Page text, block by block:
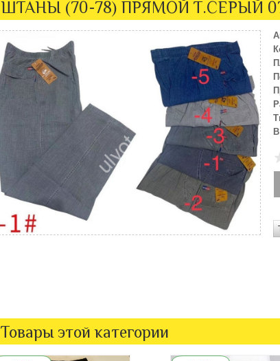
ШТАНЫ (70-78) ПРЯМОЙ Т.СЕРЫЙ
Товары этой категории